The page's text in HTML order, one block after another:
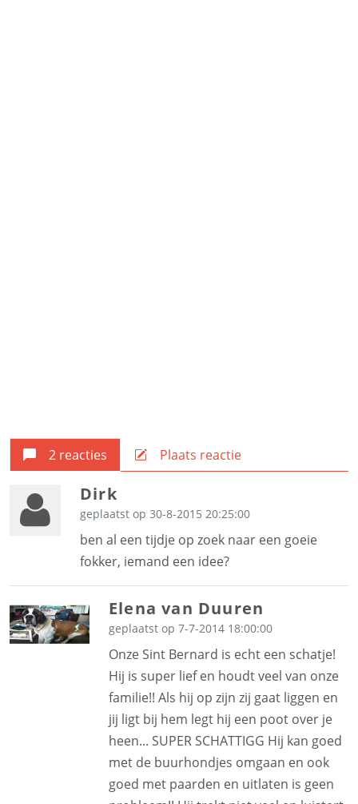
2 reacties Plaats reactie
Dirk
geplaatst op 30-8-2015 20:25:00
ben al een tijdje op zoek naar een goeie
fokker, iemand een idee?
Elena van Duuren
geplaatst op 7-7-2014 18:00:00
Onze Sint Bernard is echt een schatje!
Hij is super lief en houdt veel van onze
familie!! Als hij op zijn zij gaat liggen en
jij ligt bij hem legt hij een poot over je
heen... SUPER SCHATTIGG Hij kan goed
met de buurhondjes omgaan en ook
goed met paarden en uitlaten is geen